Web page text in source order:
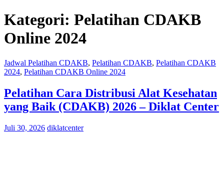
Kategori: Pelatihan CDAKB
Online 2024
Jadwal Pelatihan CDAKB, Pelatihan CDAKB, Pelatihan CDAKB
2024, Pelatihan CDAKB Online 2024
Pelatihan Cara Distribusi Alat Kesehatan
yang Baik (CDAKB) 2026 – Diklat Center
Juli 30, 2026 diklatcenter